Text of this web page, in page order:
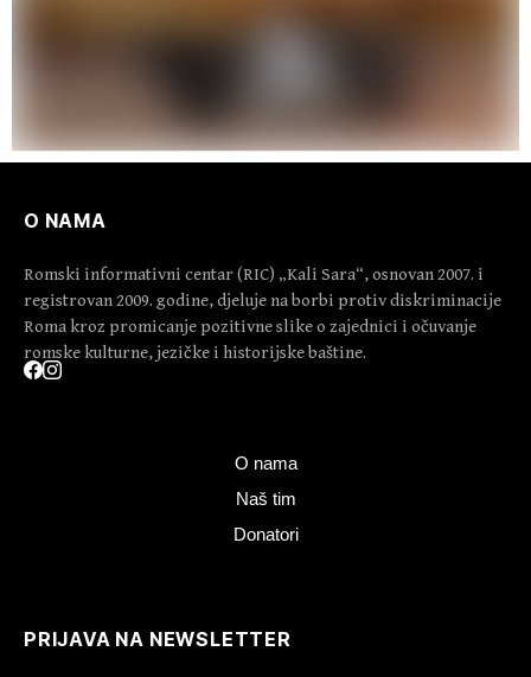
O NAMA
Romski informativni centar (RIC) „Kali Sara“, osnovan 2007. i
registrovan 2009. godine, djeluje na borbi protiv diskriminacije
Roma kroz promicanje pozitivne slike o zajednici i očuvanje
romske kulturne, jezičke i historijske baštine.
O nama
Naš tim
Donatori
PRIJAVA NA NEWSLETTER